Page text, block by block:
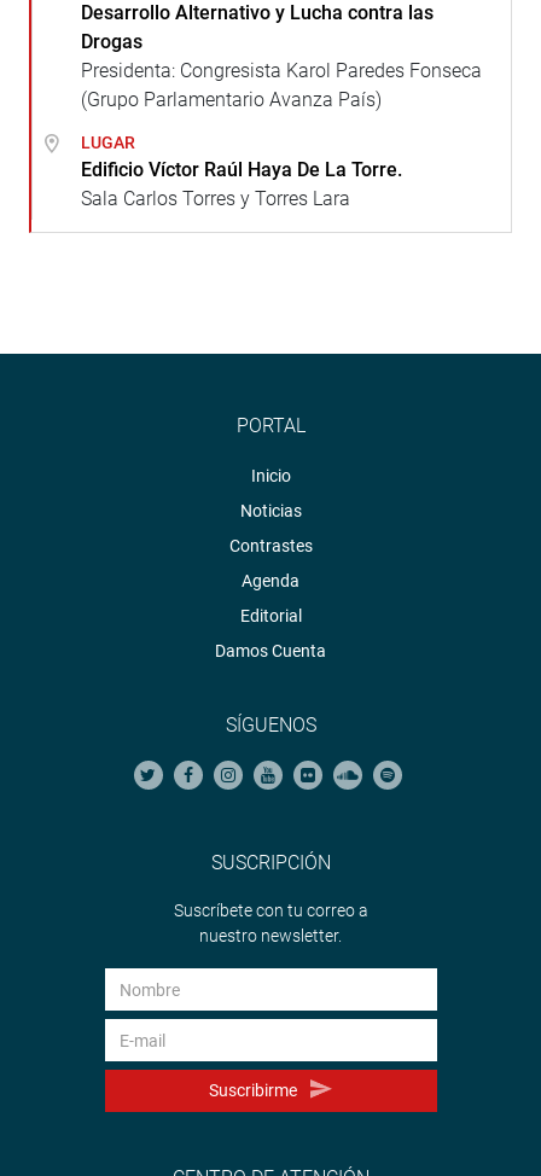
Desarrollo Alternativo y Lucha contra las
Drogas
Presidenta: Congresista Karol Paredes Fonseca
(Grupo Parlamentario Avanza País)
LUGAR
Edificio Víctor Raúl Haya De La Torre.
Sala Carlos Torres y Torres Lara
PORTAL
Inicio
Noticias
Contrastes
Agenda
Editorial
Damos Cuenta
SÍGUENOS
SUSCRIPCIÓN
Suscríbete con tu correo a
nuestro newsletter.
Suscribirme